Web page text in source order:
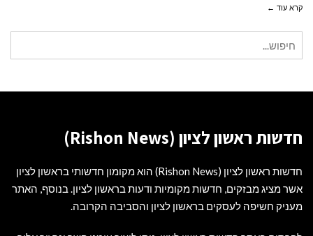
קרא עוד ←
עבור:
חדשות ראשון לציון (Rishon News)
חדשות ראשון לציון (Rishon News) הוא מקומון חדשותי בראשון לציון
אשר מציג מבזקים, חדשות מקומיות ודעות בראשון לציון. בנוסף, האתר
מעניק חשיפה לעסקים בראשון לציון והסביבה הקרובה.